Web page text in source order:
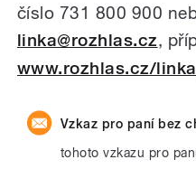
číslo 731 800 900
linka@rozhlas.cz,
www.rozhlas.cz/
Vzkaz pro paní bez
tohoto vzkazu pro